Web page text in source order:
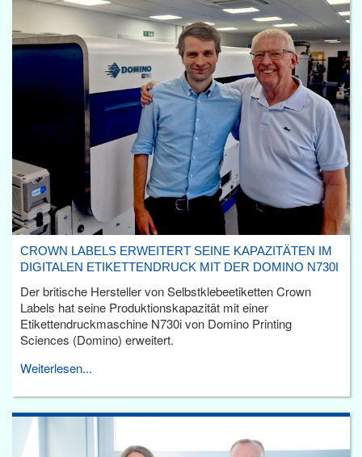
CROWN LABELS ERWEITERT SEINE KAPAZITÄTEN IM
DIGITALEN ETIKETTENDRUCK MIT DER DOMINO N730I
Der britische Hersteller von Selbstklebeetiketten Crown
Labels hat seine Produktionskapazität mit einer
Etikettendruckmaschine N730i von Domino Printing
Sciences (Domino) erweitert.
Weiterlesen...